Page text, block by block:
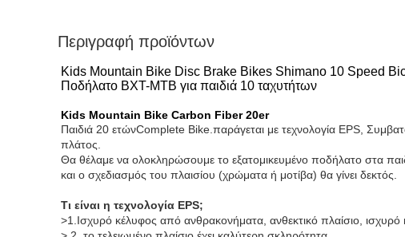
Περιγραφή προϊόντων
Kids Mountain Bike Disc Brake Bikes Shimano 10 Speed
Ποδήλατο BXT-MTB για παιδιά 10 ταχυτήτων
Kids Mountain Bike Carbon Fiber 20er
Παιδιά 20 ετώνComplete Bike.παράγεται με τεχνολογία EPS,
πλάτος.
Θα θέλαμε να ολοκληρώσουμε το εξατομικευμένο ποδήλατο στα
και ο σχεδιασμός του πλαισίου (χρώματα ή μοτίβα) θα γίνει δεκτός.
Τι είναι η τεχνολογία EPS;
>1.Ισχυρό κέλυφος από ανθρακονήματα, ανθεκτικό πλαίσιο, ισχυρό